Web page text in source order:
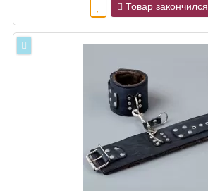
Товар закончился